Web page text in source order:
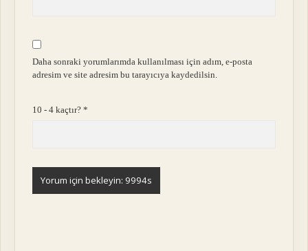
Daha sonraki yorumlarımda kullanılması için adım, e-posta
adresim ve site adresim bu tarayıcıya kaydedilsin.
10 - 4 kaçtır?*